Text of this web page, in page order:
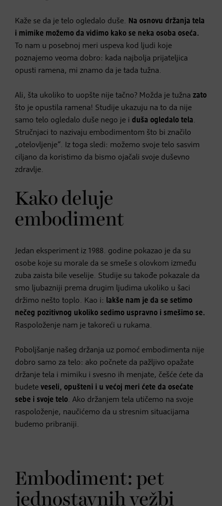
Kaže se da je telo ogledalo duše. Na osnovu držanja tela
i mimike možemo da vidimo kako se neka osoba oseća.
To nam u posebnoj meri uspeva kod ljudi koje
poznajemo veoma dobro: kada najbolja prijateljica
opusti ramena, mi znamo da je tada tužna.
Ali, šta ukoliko to uopšte nije tačno? Možda je tužna zato
što je opustila ramena! Studije ukazuju na to da nije
samo telo ogledalo duše nego je i duša ogledalo tela.
Stručnjaci to nazivaju embodimentom što bi značilo
„otelovljenje“. Iz toga sledi: možemo svoje telo sasvim
ciljano da koristimo da bismo ojačali svoje duševno
zdravlje.
Kako deluje
embodiment
Jedan eksperiment iz 1988. godine pokazao je da su
osobe koje su morale da se smeše s olovkom između
zuba zaista bile veselije. Studije su takođe pokazale da
smo ljubazniji prema drugim ljudima ukoliko u šaci
držimo nešto toplo. Kao i: lakše nam je da se setimo
nečeg pozitivnog ukoliko sedimo uspravno i smešimo se.
Raspoloženje nam je takoreći u rukama.
Poboljšanje našeg držanja uz pomoć embodimenta nije
dobro samo za telo: ako počnete da pažljivo opažate
držanje tela i mimiku i svesno ih menjate, češće ćete da
budete veseli, opušteni i u većoj meri ćete da osećate
sebe i svoje telo. Ako držanjem tela utičemo na svoje
raspoloženje, naučićemo da u stresnim situacijama
budemo pribraniji.
Embodiment: pet
jednostavnih vežbi